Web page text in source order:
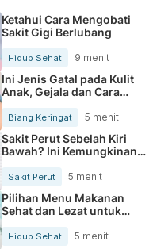
Ketahui Cara Mengobati
Sakit Gigi Berlubang
Hidup Sehat 9 menit
Ini Jenis Gatal pada Kulit
Anak, Gejala dan Cara
Mengobatinya
Biang Keringat 5 menit
Sakit Perut Sebelah Kiri
Bawah? Ini Kemungkinan
Sakit Perut 5 menit
Pilihan Menu Makanan
Sehat dan Lezat untuk
Mengurangi Kolesterol
Hidup Sehat 5 menit